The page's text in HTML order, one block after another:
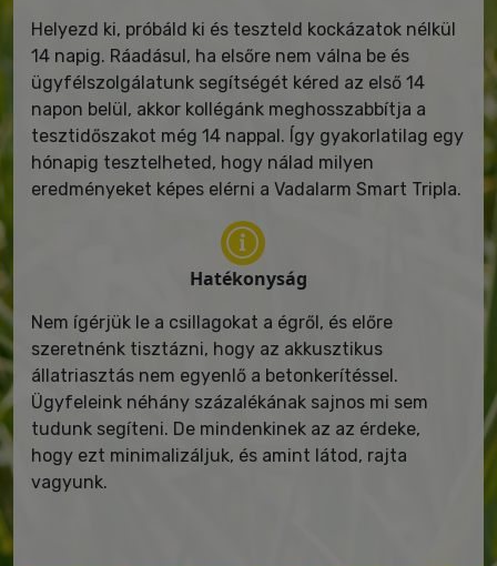
Helyezd ki, próbáld ki és teszteld kockázatok nélkül
14 napig. Ráadásul, ha elsőre nem válna be és
ügyfélszolgálatunk segítségét kéred az első 14
napon belül, akkor kollégánk meghosszabbítja a
tesztidőszakot még 14 nappal. Így gyakorlatilag egy
hónapig tesztelheted, hogy nálad milyen
eredményeket képes elérni a Vadalarm Smart Tripla.
Hatékonyság
Nem ígérjük le a csillagokat a égről, és előre
szeretnénk tisztázni, hogy az akkusztikus
állatriasztás nem egyenlő a betonkerítéssel.
Ügyfeleink néhány százalékának sajnos mi sem
tudunk segíteni. De mindenkinek az az érdeke,
hogy ezt minimalizáljuk, és amint látod, rajta
vagyunk.